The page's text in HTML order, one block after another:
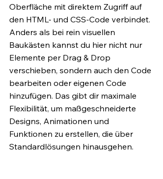
Oberfläche mit direktem Zugriff auf
den HTML- und CSS-Code verbindet.
Anders als bei rein visuellen
Baukästen kannst du hier nicht nur
Elemente per Drag & Drop
verschieben, sondern auch den Code
bearbeiten oder eigenen Code
hinzufügen. Das gibt dir maximale
Flexibilität, um maßgeschneiderte
Designs, Animationen und
Funktionen zu erstellen, die über
Standardlösungen hinausgehen.